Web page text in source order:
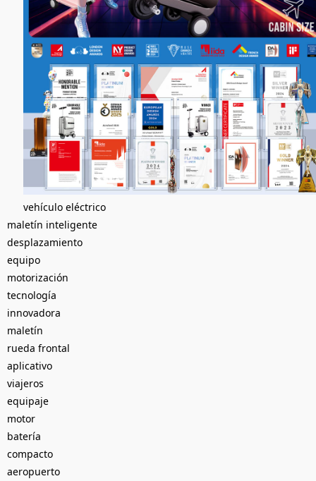
vehículo eléctrico
maletín inteligente
desplazamiento
equipo
motorización
tecnología
innovadora
maletín
rueda frontal
aplicativo
viajeros
equipaje
motor
batería
compacto
aeropuerto